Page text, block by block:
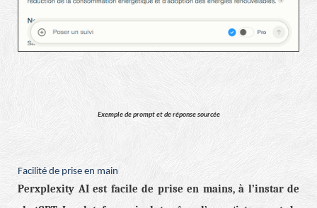
Exemple de prompt et de réponse sourcée
Facilité de prise en main
Perxplexity AI est facile de prise en mains, à l’instar de